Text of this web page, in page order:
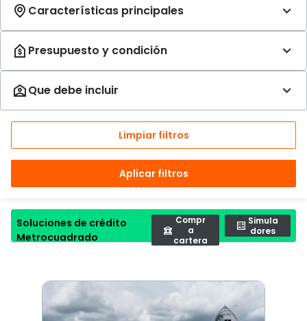
Limpiar filtros
Aplicar filtros
Soluciones de crédito
Metrocuadrado
Compr
a
cartera
Simula
dores